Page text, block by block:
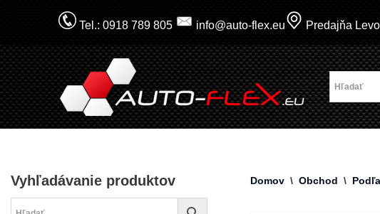
na
obsah
Tel.: 0918 789 805 info@auto-flex.eu Predajňa
Vyhľadávanie produktov Domov \ Obchod \